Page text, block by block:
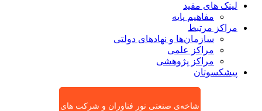
لینک های مفید
مفاهیم پایه
مراکز مرتبط
سازمان‌ها و نهادهای دولتی
مراکز علمی
مراکز پژوهشی
پیشکسوتان
شاخه‌ی صنعتی نور فناوران و شرکت های